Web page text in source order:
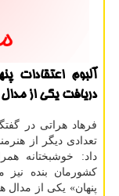
آلبوم اعتقادات
دریافت یکی از
فرهاد هراتی در
تعدادی دیگر از
داد: خوشبختانه
کشورمان بنده نیز
پنهان» یکی از مدال